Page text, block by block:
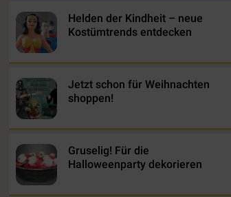
Helden der Kindheit – neue
Kostümtrends entdecken
Jetzt schon für Weihnachten
shoppen!
Gruselig! Für die
Halloweenparty dekorieren